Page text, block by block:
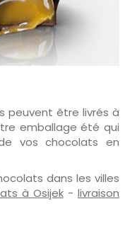
peuvent être livrés à
emballage été qui
vos chocolats en
dans les villes
à Osijek- livraison